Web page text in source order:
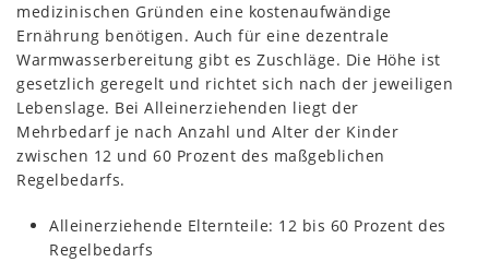
medizinischen Gründen eine kostenaufwändige
Ernährung benötigen. Auch für eine dezentrale
Warmwasserbereitung gibt es Zuschläge. Die Höhe ist
gesetzlich geregelt und richtet sich nach der jeweiligen
Lebenslage. Bei Alleinerziehenden liegt der
Mehrbedarf je nach Anzahl und Alter der Kinder
zwischen 12 und 60 Prozent des maßgeblichen
Regelbedarfs.
Alleinerziehende Elternteile: 12 bis 60 Prozent des
Regelbedarfs